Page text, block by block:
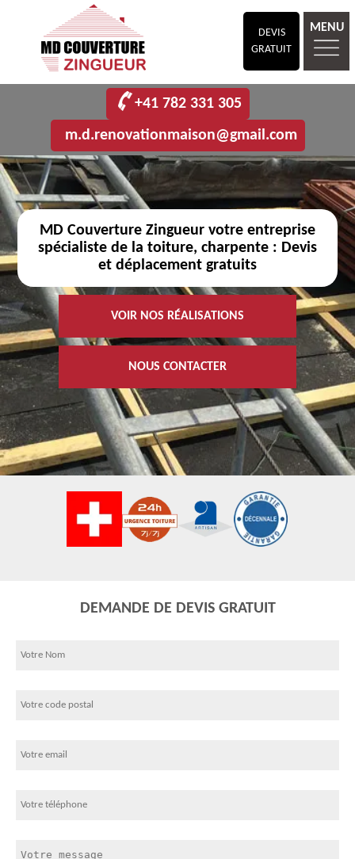
DEVIS
GRATUIT
MENU
+41 782 331 305
m.d.renovationmaison@gmail.com
MD Couverture Zingueur votre entreprise
spécialiste de la toiture, charpente : Devis
et déplacement gratuits
VOIR NOS RÉALISATIONS
NOUS CONTACTER
DEMANDE DE DEVIS GRATUIT